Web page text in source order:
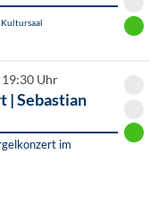
Kultursaal
19:30 Uhr
| Sebastian
im